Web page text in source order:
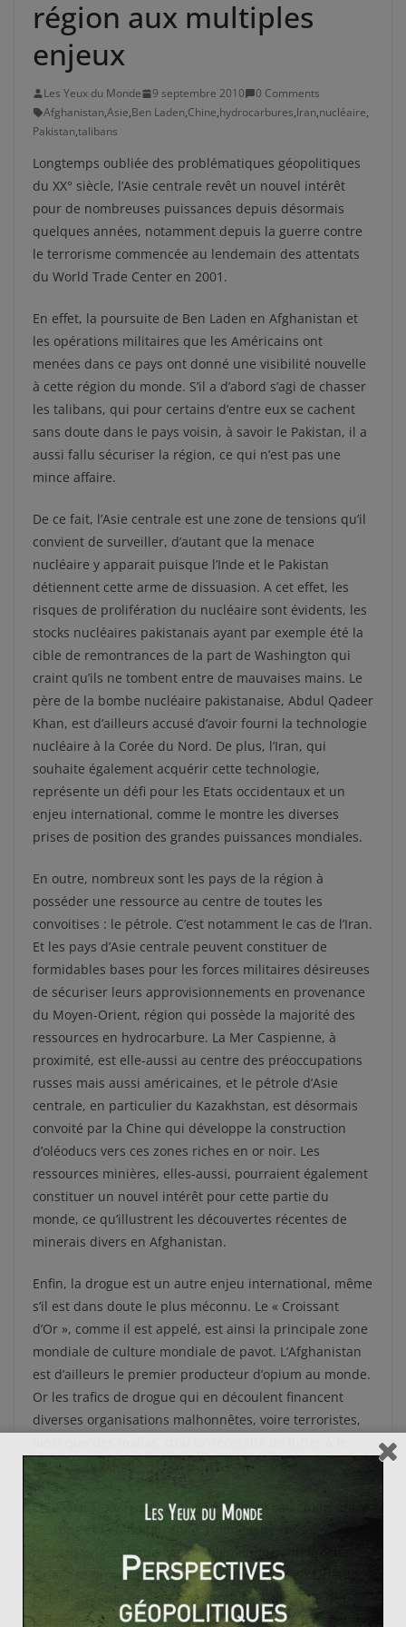
région aux multiples
enjeux
Les Yeux du Monde 9 septembre 2010
0 Comments
Afghanistan,Asie,Ben Laden,Chine,hydrocarbures,Iran,nucléaire,
Pakistan,talibans
Longtemps oubliée des problématiques géopolitiques
du XX° siècle, l’Asie centrale revêt un nouvel intérêt
pour de nombreuses puissances depuis désormais
quelques années, notamment depuis la guerre contre
le terrorisme commencée au lendemain des attentats
du World Trade Center en 2001.
En effet, la poursuite de Ben Laden en Afghanistan et
les opérations militaires que les Américains ont
menées dans ce pays ont donné une visibilité nouvelle
à cette région du monde. S’il a d’abord s’agi de chasser
les talibans, qui pour certains d’entre eux se cachent
sans doute dans le pays voisin, à savoir le Pakistan, il a
aussi fallu sécuriser la région, ce qui n’est pas une
mince affaire.
De ce fait, l’Asie centrale est une zone de tensions qu’il
convient de surveiller, d’autant que la menace
nucléaire y apparait puisque l’Inde et le Pakistan
détiennent cette arme de dissuasion. A cet effet, les
risques de prolifération du nucléaire sont évidents, les
stocks nucléaires pakistanais ayant par exemple été la
cible de remontrances de la part de Washington qui
craint qu’ils ne tombent entre de mauvaises mains. Le
père de la bombe nucléaire pakistanaise, Abdul Qadeer
Khan, est d’ailleurs accusé d’avoir fourni la technologie
nucléaire à la Corée du Nord. De plus, l’Iran, qui
souhaite également acquérir cette technologie,
représente un défi pour les Etats occidentaux et un
enjeu international, comme le montre les diverses
prises de position des grandes puissances mondiales.
En outre, nombreux sont les pays de la région à
posséder une ressource au centre de toutes les
convoitises : le pétrole. C’est notamment le cas de l’Iran.
Et les pays d’Asie centrale peuvent constituer de
formidables bases pour les forces militaires désireuses
de sécuriser leurs approvisionnements en provenance
du Moyen-Orient, région qui possède la majorité des
ressources en hydrocarbure. La Mer Caspienne, à
proximité, est elle-aussi au centre des préoccupations
russes mais aussi américaines, et le pétrole d’Asie
centrale, en particulier du Kazakhstan, est désormais
convoité par la Chine qui développe la construction
d’oléoducs vers ces zones riches en or noir. Les
ressources minières, elles-aussi, pourraient également
constituer un nouvel intérêt pour cette partie du
monde, ce qu’illustrent les découvertes récentes de
minerais divers en Afghanistan.
Enfin, la drogue est un autre enjeu international, même
s’il est dans doute le plus méconnu. Le « Croissant
d’Or », comme il est appelé, est ainsi la principale zone
mondiale de culture mondiale de pavot. L’Afghanistan
est d’ailleurs le premier producteur d’opium au monde.
Or les trafics de drogue qui en découlent financent
diverses organisations malhonnêtes, voire terroristes,
base de ce fléau.
En conclusion, l’Asie centrale forme un carrefour, entre
l’Europe et la Méditerranée, l’immensité russe,
l’ascension asiatique, les problématiques du Proche-
Orient et l’importance énergétique du Moyen-Orient.
Enfin, la région est également l’objet d’une lutte des
influences entre les Etats-Unis, dont les V° et VI° flottes